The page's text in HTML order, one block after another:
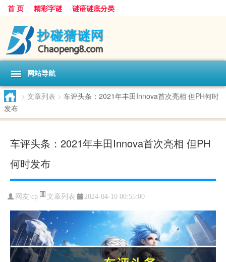
首 页 精彩字谜 谜语谜底分类
网站导航
> 文章列表 > 车评头条：2021年丰田Innova首次亮相 但PH何时
发布
车评头条：2021年丰田Innova首次亮相 但PH
何时发布
网友:cp 文章列表 2024-04-10 00:55:00